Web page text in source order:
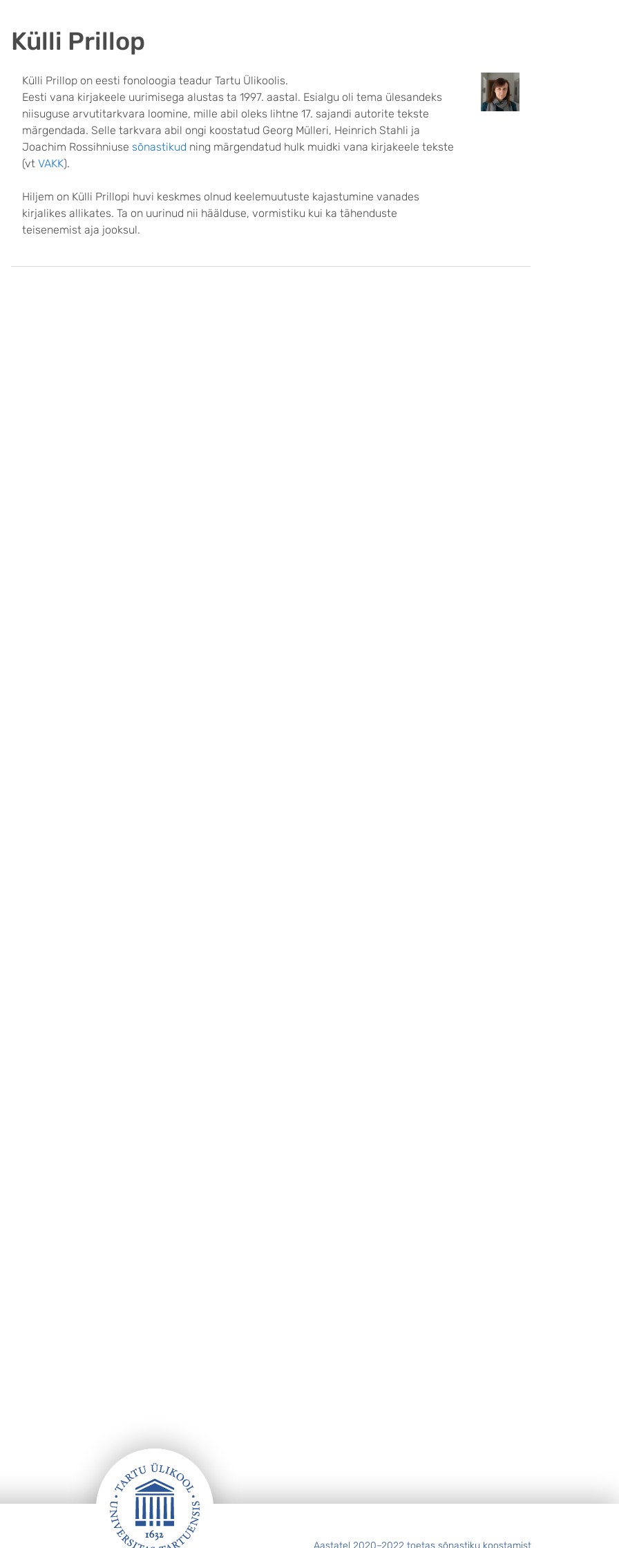
Külli Prillop
Külli Prillop on eesti fonoloogia teadur Tartu Ülikoolis.
Eesti vana kirjakeele uurimisega alustas ta 1997. aastal. Esialgu oli tema ülesandeks
niisuguse arvutitarkvara loomine, mille abil oleks lihtne 17. sajandi autorite tekste
märgendada. Selle tarkvara abil ongi koostatud Georg Mülleri, Heinrich Stahli ja
Joachim Rossihniuse sõnastikud ning märgendatud hulk muidki vana kirjakeele tekste
(vt VAKK).
Hiljem on Külli Prillopi huvi keskmes olnud keelemuutuste kajastumine vanades
kirjalikes allikates. Ta on uurinud nii häälduse, vormistiku kui ka tähenduste
teisenemist aja jooksul.
Aastatel 2020–2022 toetas sõnastiku koostamist